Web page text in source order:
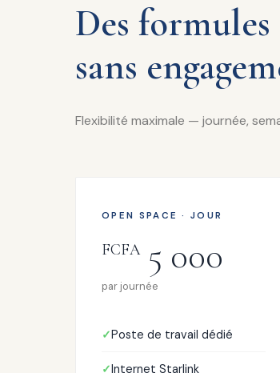
Des formules
sans
Flexibilité maximale — journée,
OPEN SPACE · JOUR
FCFA5 000
par journée
Poste de travail dédié
Internet Starlink